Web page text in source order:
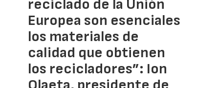
reciclado de la Unión
Europea son esenciales
los materiales de
calidad que obtienen
los recicladores”: Ion